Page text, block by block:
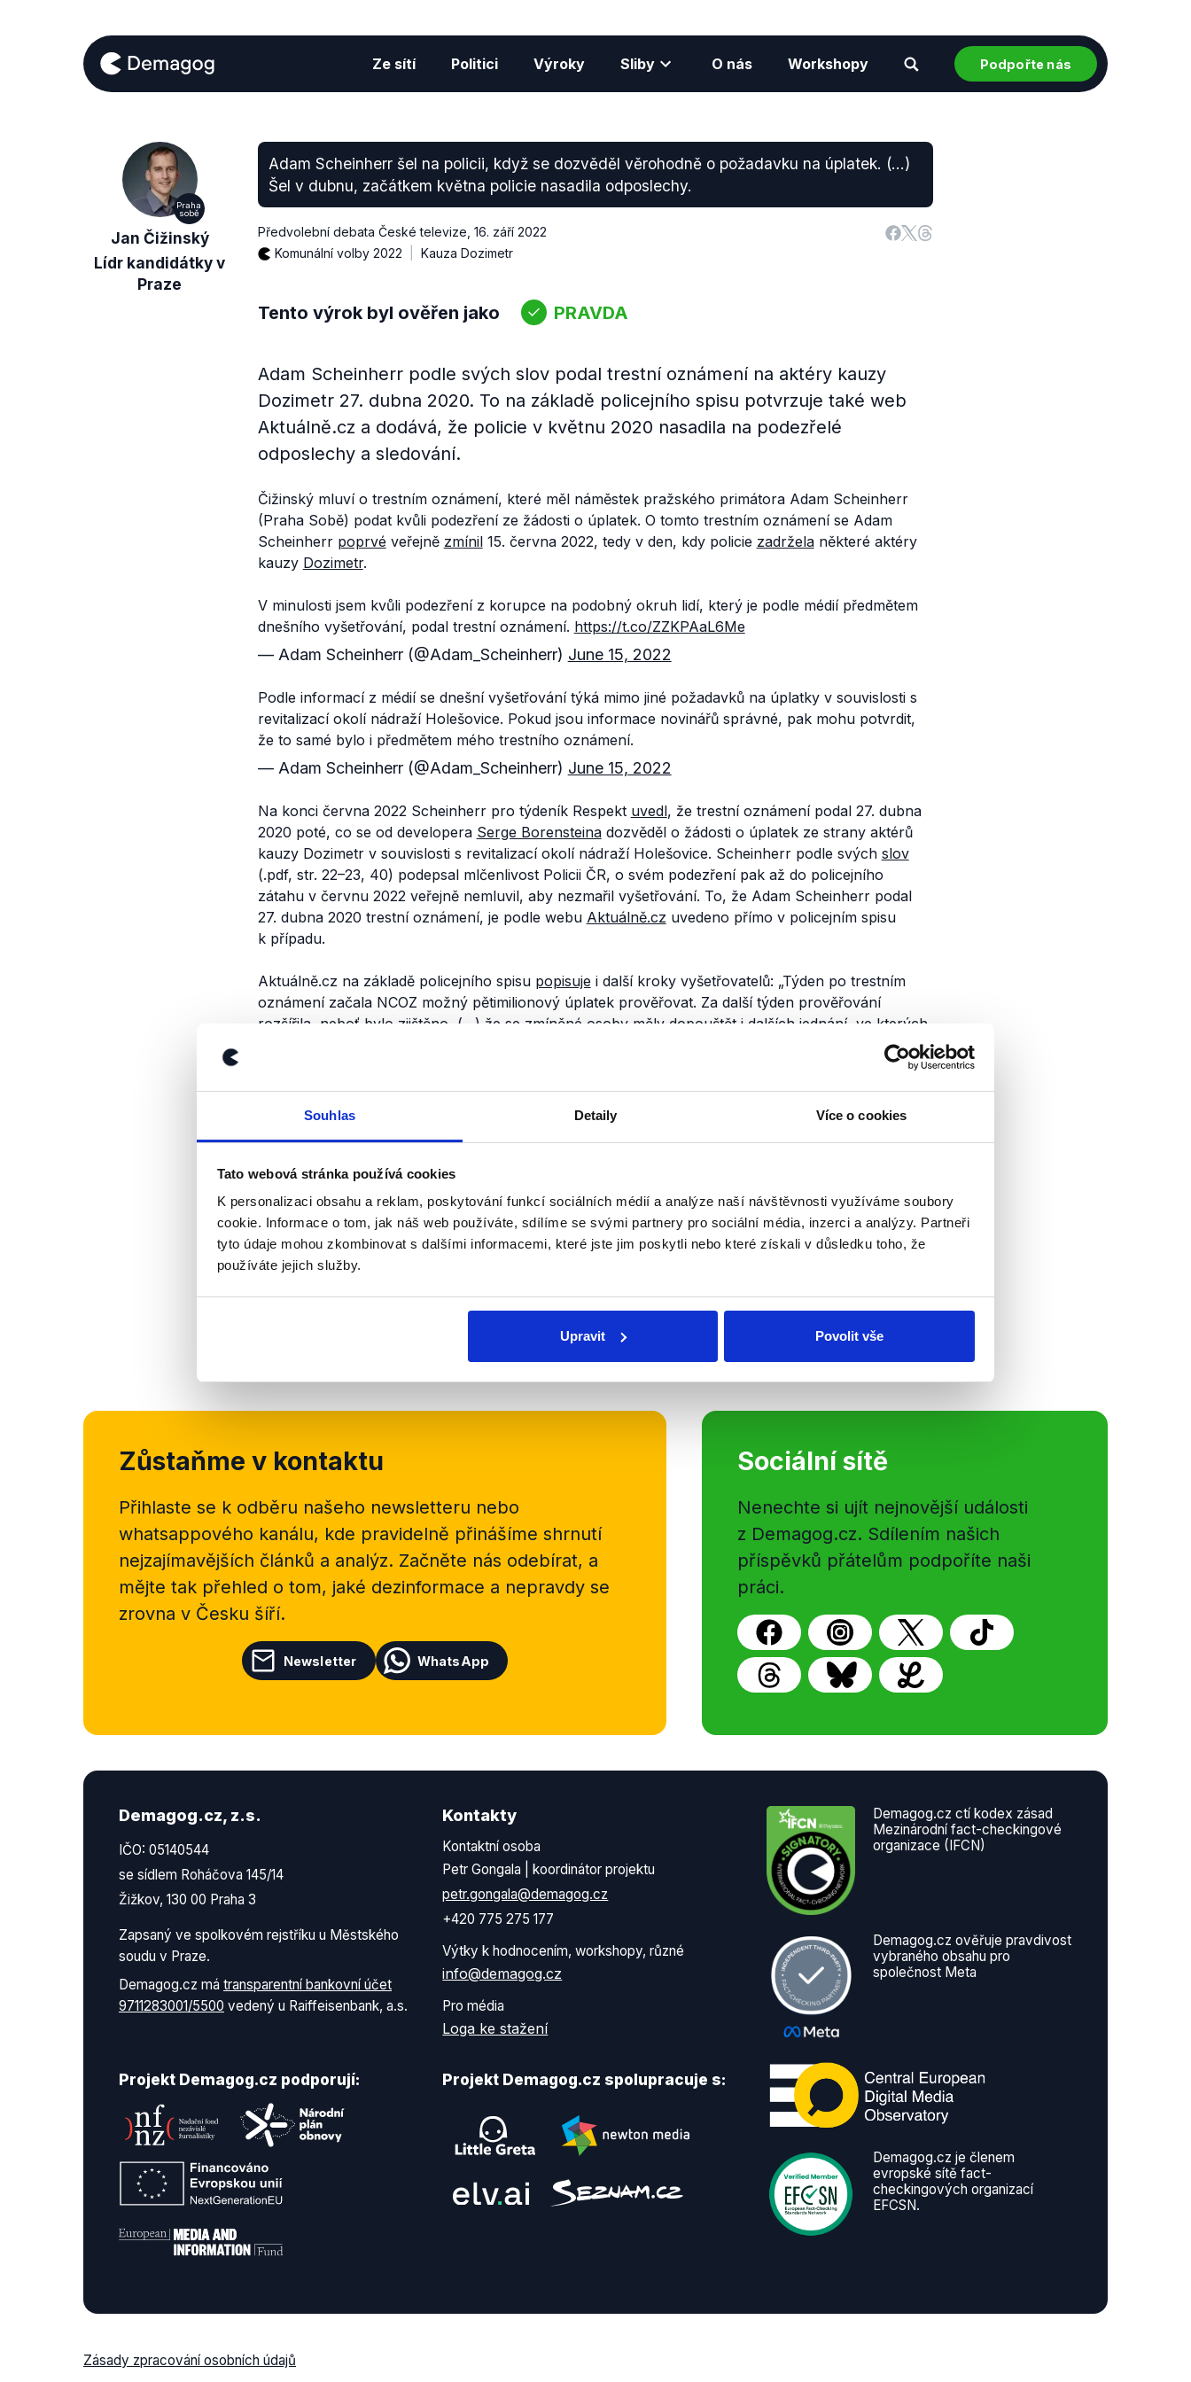
Souhlas Detaily Více o cookies
Tato webová stránka používá cookies
K personalizaci obsahu a reklam, poskytování funkcí sociálních médií a analýze naší návštěvnosti využíváme soubory
cookie. Informace o tom, jak náš web používáte, sdílíme se svými partnery pro sociální média, inzerci a analýzy. Partneři
tyto údaje mohou zkombinovat s dalšími informacemi, které jste jim poskytli nebo které získali v důsledku toho, že
používáte jejich služby.
Upravit Povolit vše
Ze sítí Politici Výroky Sliby O nás Workshopy Podpořte nás
Praha
sobě
Jan Čižinský
Lídr kandidátky v
Praze
Adam Scheinherr šel na policii, když se dozvěděl věrohodně o požadavku na úplatek. (...)
Šel v dubnu, začátkem května policie nasadila odposlechy.
Předvolební debata České televize 16. září 2022
Komunální volby 2022
Kauza Dozimetr
Tento výrok byl ověřen jako PRAVDA
Adam Scheinherr podle svých slov podal trestní oznámení na aktéry kauzy
Dozimetr 27. dubna 2020. To na základě policejního spisu potvrzuje také web
Aktuálně.cz a dodává, že policie v květnu 2020 nasadila na podezřelé
odposlechy a sledování.
Čižinský mluví o trestním oznámení, které měl náměstek pražského primátora Adam Scheinherr
(Praha Sobě) podat kvůli podezření ze žádosti o úplatek. O tomto trestním oznámení se Adam
Scheinherr poprvé veřejně zmínil15. června 2022, tedy v den, kdy policie zadrželaněkteré aktéry
kauzy Dozimetr.
V minulosti jsem kvůli podezření z korupce na podobný okruh lidí, který je podle médií předmětem
dnešního vyšetřování, podal trestní oznámení. https://t.co/ZZKPAaL6Me
— Adam Scheinherr (@Adam_Scheinherr) June 15, 2022
Podle informací z médií se dnešní vyšetřování týká mimo jiné požadavků na úplatky v souvislosti s
revitalizací okolí nádraží Holešovice. Pokud jsou informace novinářů správné, pak mohu potvrdit,
že to samé bylo i předmětem mého trestního oznámení.
— Adam Scheinherr (@Adam_Scheinherr) June 15, 2022
Na konci června 2022 Scheinherr pro týdeník Respekt uvedl, že trestní oznámení podal 27. dubna
2020 poté, co se od developera Serge Borensteinadozvěděl o žádosti o úplatek ze strany aktérů
kauzy Dozimetr v souvislosti s revitalizací okolí nádraží Holešovice. Scheinherr podle svých slov
(.pdf, str. 22–23, 40) podepsal mlčenlivost Policii ČR, o svém podezření pak až do policejního
zátahu v červnu 2022 veřejně nemluvil, aby nezmařil vyšetřování. To, že Adam Scheinherr podal
27. dubna 2020 trestní oznámení, je podle webu Aktuálně.cz uvedeno přímo v policejním spisu
k případu.
Aktuálně.cz na základě policejního spisu popisuje i další kroky vyšetřovatelů: „Týden po trestním
oznámení začala NCOZ možný pětimilionový úplatek prověřovat. Za další týden prověřování
rozšířila, neboť bylo zjištěno, (…) že se zmíněné osoby měly dopouštět i dalších jednání, ve kterých
v květnu.“Policie tedy opravdu v rámci vyšetřování kauzy Dozimetr používala odposlechy, z citace
Aktuálně.cz vyplývá, že je měla nasadit v průběhu května 2020.
Předvolební debata z Prahy
22. září 2022
z posledního segmentu debaty, který se týkal kauzy
Dozimetr dopravy v metropoli. Doplňme, že se...
Zůstaňme v kontaktu
Přihlaste se k odběru našeho newsletteru nebo
whatsappového kanálu, kde pravidelně přinášíme shrnutí
nejzajímavějších článků a analýz. Začněte nás odebírat, a
mějte tak přehled o tom, jaké dezinformace a nepravdy se
zrovna v Česku šíří.
Newsletter WhatsApp
Sociální sítě
Nenechte si ujít nejnovější události
z Demagog.cz. Sdílením našich
příspěvků přátelům podpoříte naši
práci.
Demagog.cz, z.s.
IČO: 05140544
se sídlem Roháčova 145/14
Žižkov, 130 00 Praha 3
Zapsaný ve spolkovém rejstříku u Městského
soudu v Praze.
Demagog.cz má transparentní bankovní účet
9711283001/5500 vedený u Raiffeisenbank, a.s.
Kontakty
Kontaktní osoba
Petr Gongala | koordinátor projektu
petr.gongala@demagog.cz
+420 775 275 177
Výtky k hodnocením, workshopy, různé
info@demagog.cz
Pro média
Loga ke stažení
Projekt Demagog.cz podporují: Projekt Demagog.cz spolupracuje s:
Demagog.cz ctí kodex zásad
Mezinárodní fact-checkingové
organizace (IFCN)
Demagog.cz ověřuje pravdivost
vybraného obsahu pro
společnost Meta
Demagog.cz je členem
evropské sítě fact-
checkingových organizací
EFCSN.
Zásady zpracování osobních údajů